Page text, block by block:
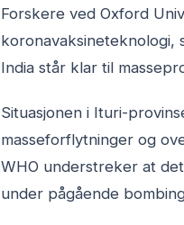
Forskere ved Oxford
India står klar til
Situasjonen i Ituri-
masseforflytninger og
WHO understreker at
under pågående